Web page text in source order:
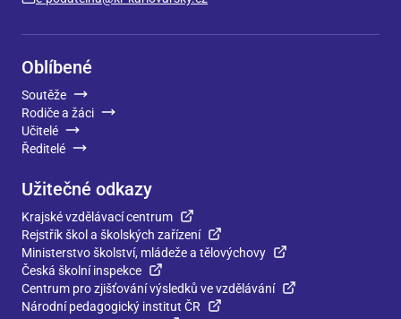
Oblíbené
Soutěže
Rodiče a žáci
Učitelé
Ředitelé
Užitečné odkazy
Krajské vzdělávací centrum
Rejstřík škol a školských zařízení
Ministerstvo školství, mládeže a tělovýchovy
Česká školní inspekce
Centrum pro zjišťování výsledků ve vzdělávání
Národní pedagogický institut ČR